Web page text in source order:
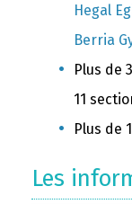
Hegal
Berria
Plus de
11
Plus de
Les